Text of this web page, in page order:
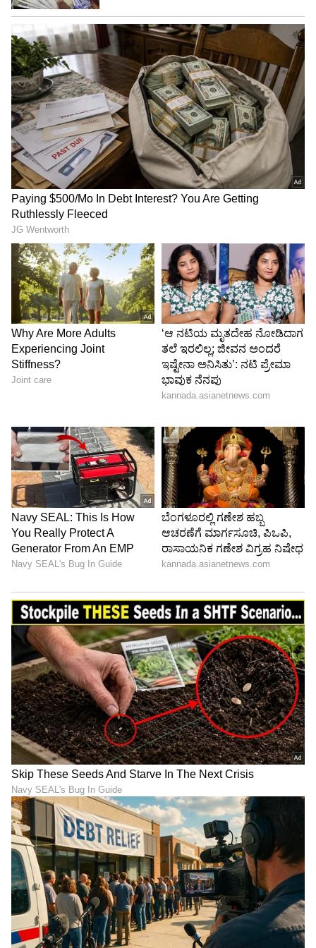
ಆ್ಯಪಲ್ ಐಫೋನ್ 14 ಪ್ಲಸ್ (128GB)
89,900 ರೂಪಾಯಿ ಬೆಲೆಯಲ್ಲಿ ಬಿಡುಗಡೆಯಾದ ಆ್ಯಪಲ್
ಐಫೋನ್ 14 ಪ್ಲಸ್ (128GB) ಫೋನ್ ಇದೀಗ 79,900
ರೂಪಾಯಿಗೆ ಲಭ್ಯವಿದೆ. ಇನ್ನು 256GB ವೇರಿಯೆಂಟ್ ಫೋನ್
ಬೆಲೆಯಲ್ಲೂ 10,000 ರೂಪಾಯಿ ಕಡಿತಗೊಳಿಸಲಾಗಿದ್ದು,
89,900 ರೂಪಾಯಿಗೆ ಲಭ್ಯವಿದೆ
6
8
ಆ್ಯಪಲ್ ಐಫೋನ್ 14 ಪ್ಲಸ್(512GB)
512GB ಸ್ಟೋರೇಜ್ ಸಾಮರ್ಥ್ಯದ ಆ್ಯಪಲ್ ಐಫೋನ್ 14
ಪ್ಲಸ್ ಫೋನ್ ಬೆಲೆಯಲ್ಲಿ 10 ಸಾವಿರ ರೂ ಕಡಿತ
ಮಾಡಲಾಗಿದೆ. ಈ ಮೊದಲು 1,19,900 ರೂಪಾಯಿ ಇದ್ದ ಬೆಲೆ
ಇದೀಗ 1,09,900 ರೂಪಾಯಿಗೆ ಲಭ್ಯವಿದೆ.
7
ಆ್ಯಪಲ್ ಐಫೋನ್ 13 (128GB)
ಆ್ಯಪಲ್ ಐಫೋನ್ 13(128GB) ಫೋನ್ ಬೆಲೆಯಲ್ಲಿ
20,000 ರೂಪಾಯಿ ಕಡಿತಗೊಳಿಸಲಾಗಿದ್ದು, ಸದ್ಯ 59,900